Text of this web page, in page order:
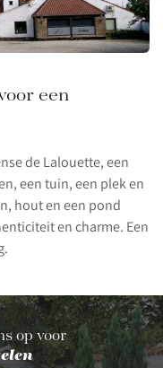
een
de Lalouette, een
een tuin, een plek en
hout en een pond
en charme. Een
op voor